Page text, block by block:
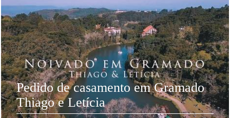
Pedido de casamento em Gramado
Thiago e Letícia